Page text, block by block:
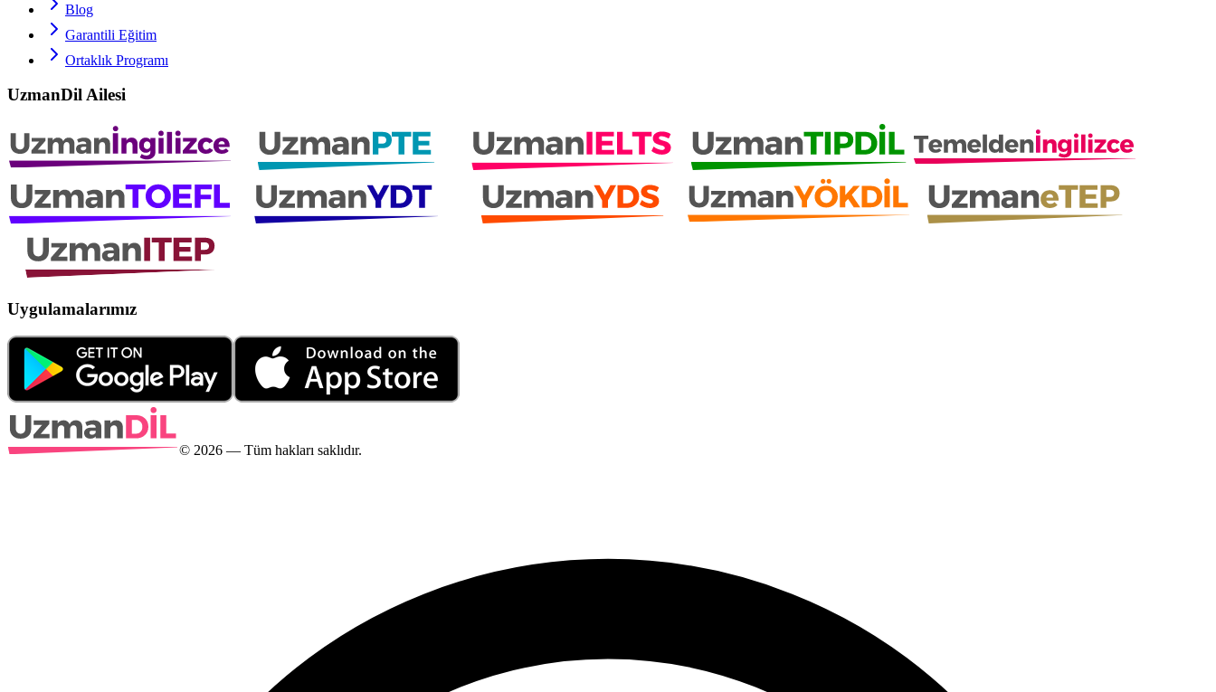
Blog
Garantili Eğitim
Ortaklık Programı
UzmanDil Ailesi
Uygulamalarımız
© 2026 — Tüm hakları saklıdır.